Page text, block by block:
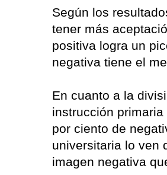
Según los
tener más
positiva logra un
negativa tiene el
En cuanto a la
instrucción
por ciento de
universitaria lo ven
imagen negativa